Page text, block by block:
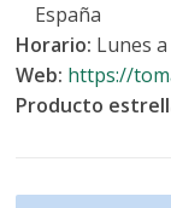
España
Horario: Lunes
Web: https://
Producto